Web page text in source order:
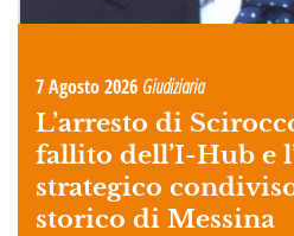
7 Agosto 2026 Giudiziaria
L’arresto di
fallito dell’I-Hub e
strategico
storico di Messina